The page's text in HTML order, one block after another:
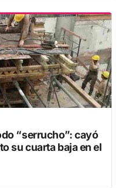
“serrucho”: cayó
su cuarta baja en el